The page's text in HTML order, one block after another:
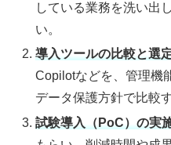
している業務を洗い出
い。
導入ツールの比較と選
Copilotなどを、管理機
データ保護方針で比較
試験導入（PoC）の実